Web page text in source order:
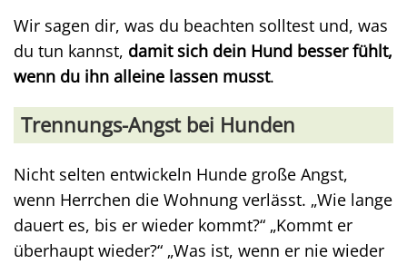
Wir sagen dir, was du beachten solltest und, was
du tun kannst, damit sich dein Hund besser fühlt,
wenn du ihn alleine lassen musst.
Trennungs-Angst bei Hunden
Nicht selten entwickeln Hunde große Angst,
wenn Herrchen die Wohnung verlässt. „Wie lange
dauert es, bis er wieder kommt?“ „Kommt er
überhaupt wieder?“ „Was ist, wenn er nie wieder